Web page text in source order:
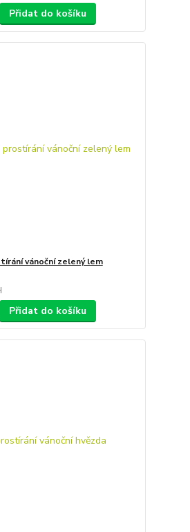
Přidat do košíku
vánoční zelený lem
Přidat do košíku